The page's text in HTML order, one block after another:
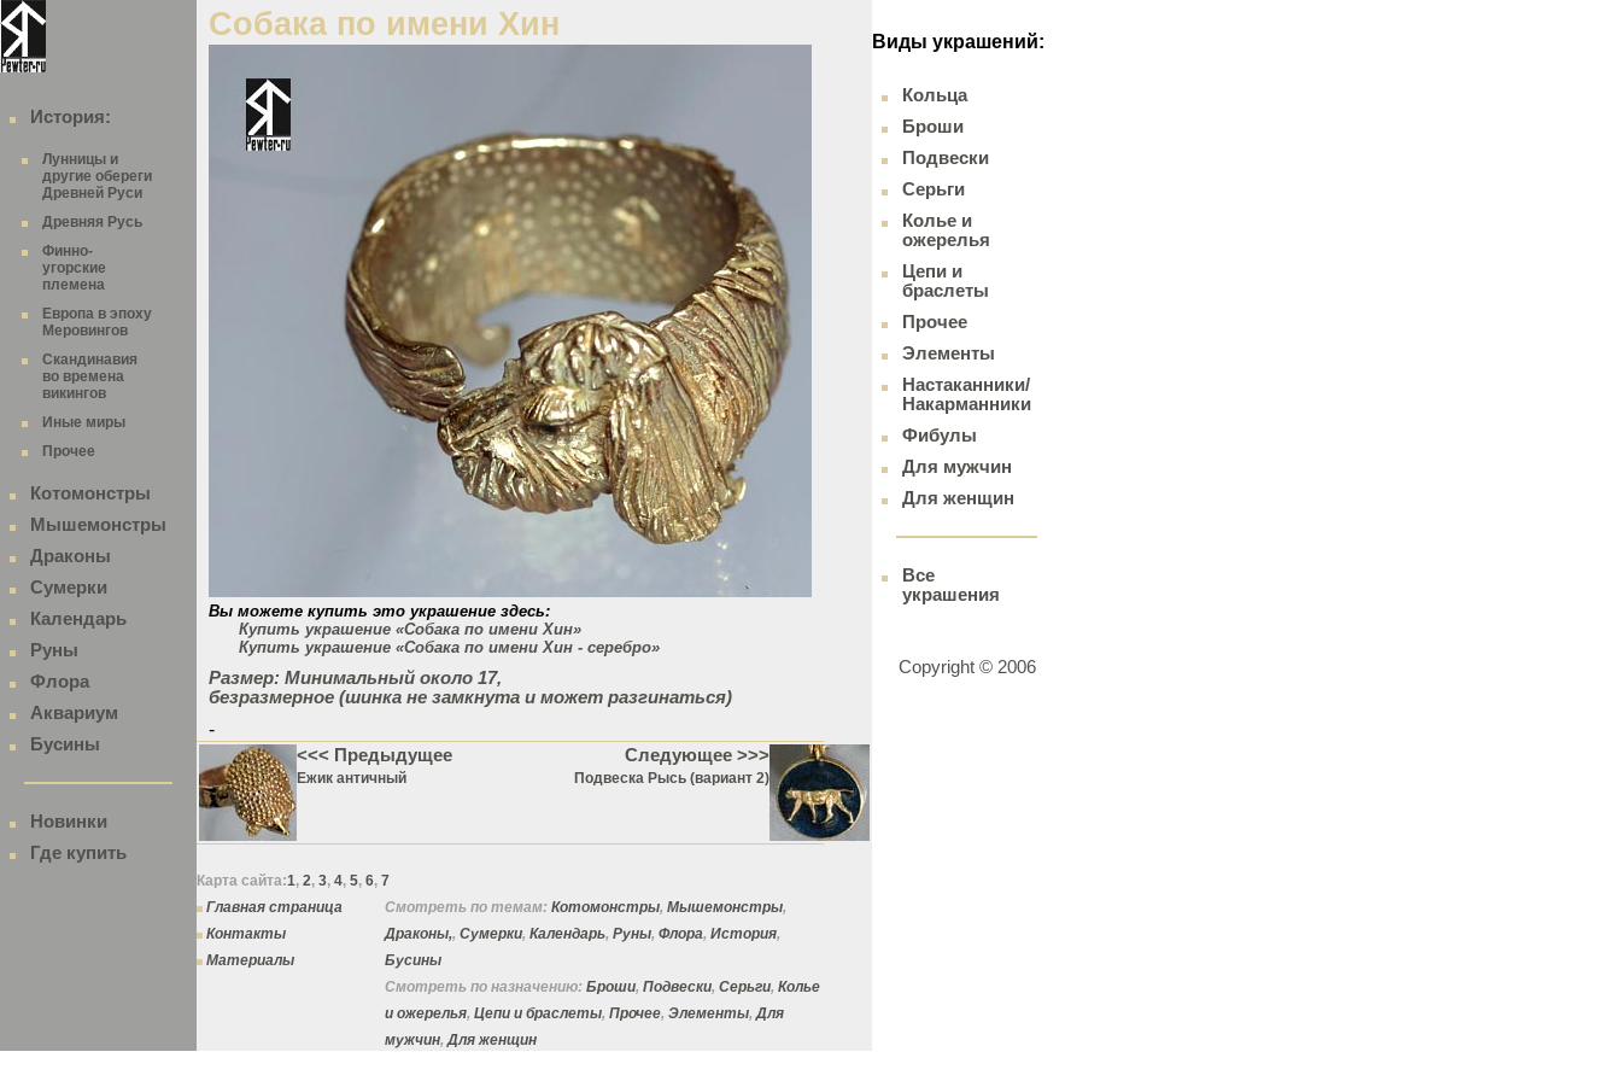
История:
Лунницы и
другие обереги
Древней Руси
Древняя Русь
Финно-
угорские
племена
Европа в эпоху
Меровингов
Скандинавия
во времена
викингов
Иные миры
Прочее
Котомонстры
Мышемонстры
Драконы
Сумерки
Календарь
Руны
Флора
Аквариум
Бусины
Новинки
Где купить
Собака по имени Хин
Вы можете купить это украшение здесь:
Купить украшение «Собака по имени Хин»
Купить украшение «Собака по имени Хин - серебро»
Размер: Минимальный около 17,
безразмерное (шинка не замкнута и может разгинаться)
-
<<< Предыдущее
Ежик античный
Следующее >>>
Подвеска Рысь (вариант 2)
Карта сайта:1, 2, 3, 4, 5, 6, 7
Главная страница
Контакты
Материалы
Смотреть по темам: Котомонстры, Мышемонстры,
Драконы,, Сумерки, Календарь, Руны, Флора, История,
Бусины
Смотреть по назначению: Броши, Подвески, Серьги, Колье
и ожерелья, Цепи и браслеты, Прочее, Элементы,Для
мужчин,Для женщин
Виды украшений:
Кольца
Броши
Подвески
Серьги
Колье и
ожерелья
Цепи и
браслеты
Прочее
Элементы
Настаканники/
Накарманники
Фибулы
Для мужчин
Для женщин
Все
украшения
Copyright © 2006